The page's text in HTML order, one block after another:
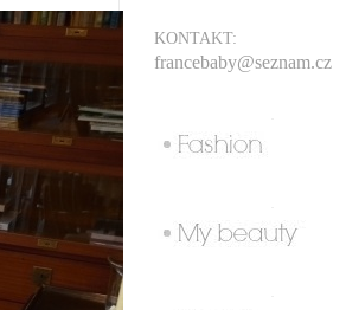
KONTAKT:
francebaby@seznam.cz